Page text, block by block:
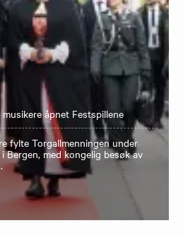
åpnet Festspillene
fylte Torgallmenningen under
Bergen, med kongelig besøk av